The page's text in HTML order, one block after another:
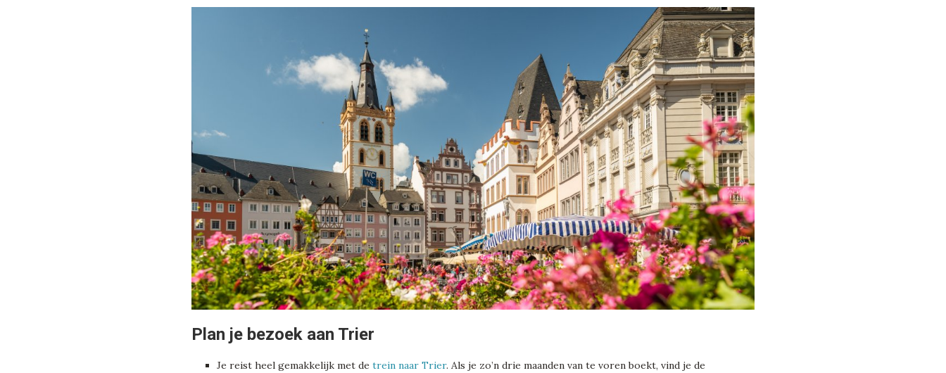
Plan je bezoek aan Trier
Je reist heel gemakkelijk met de trein naar Trier. Als je zo’n drie maanden van te voren boekt, vind je de